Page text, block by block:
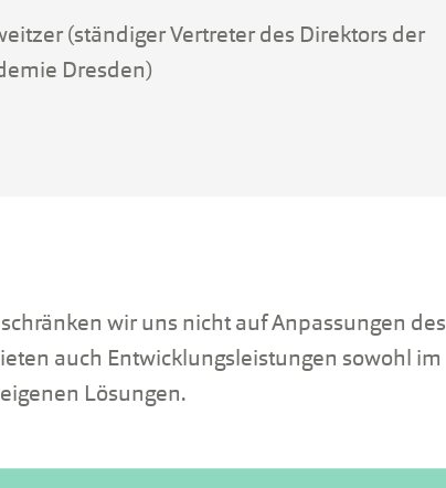
(ständiger Vertreter des Direktors der
Dresden)
wir uns nicht auf Anpassungen des
auch Entwicklungsleistungen sowohl im
Lösungen.